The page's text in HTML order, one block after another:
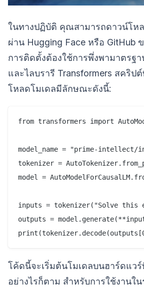
ในทางปฏิบัติ คุณสามารถดาวน์โห
ผ่าน Hugging Face หรือ GitHub
การติดตั้งต้องใช้การพึ่งพามาตรฐา
และไลบรารี Transformers สคริป
โหลดโมเดลมีลักษณะดังนี้:
from transformers import
model_name = "prime-
tokenizer =
model =
inputs = tokenizer("Solve this
outputs =
โค้ดนี้จะเริ่มต้นโมเดลบนฮาร์ดแวร์
อย่างไรก็ตาม สำหรับการใช้งานใ